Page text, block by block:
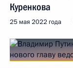
Куренкова
25 мая 2022 года